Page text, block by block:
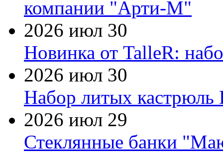
компании "Арти-М"
2026 июл 30
Новинка от TalleR:
2026 июл 30
Набор литых кастрюль
2026 июл 29
Стеклянные банки